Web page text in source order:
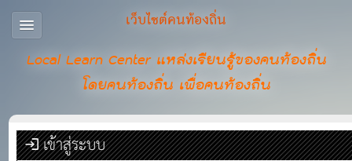
เว็บไซต์คนท้องถิ่น
Local Learn Center แหล่งเรียนรู้ของคนท้องถิ่น
โดยคนท้องถิ่น เพื่อคนท้องถิ่น
เข้าสู่ระบบ